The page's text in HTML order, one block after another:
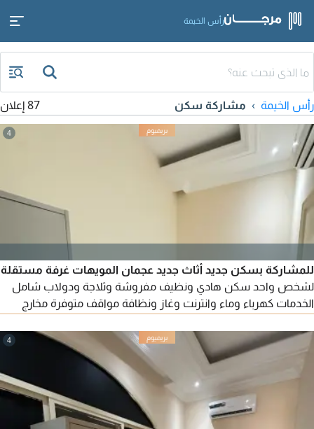
رأس الخيمة
رأس الخيمة مشاركة سكن 87 إعلان
4
للمشاركة بسكن جديد أثاث جديد عجمان المويهات غرفة مستقلة
لشخص واحد سكن هادي ونظيف مفروشة وثلاجة ودولاب شامل
الخدمات كهرباء وماء وانترنت وغاز ونظافة مواقف متوفرة مخارج
4